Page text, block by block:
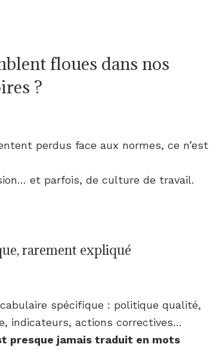
floues dans nos
?
perdus face aux normes, ce n’est
et parfois, de culture de travail.
rarement expliqué
spécifique : politique qualité,
indicateurs, actions correctives…
presque jamais traduit en mots